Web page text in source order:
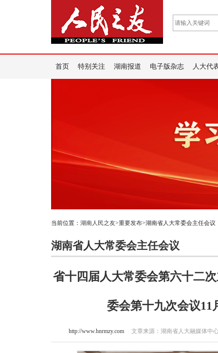
首页 特别关注 湖南报道 电子版杂志 人大代
当前位置： 湖南人民之友>重要发布>湖南省人大常委会主任会议
湖南省人大常委会主任会议
省十四届人大常委会第六十二
委会第十九次会议11
http://www.hnrmzy.com文章来源：湖南省人大融媒体中